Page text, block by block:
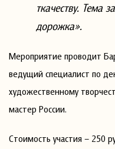
ткачеству. Тема
дорожка».
Мероприятие проводит
ведущий специалист по
художественному
мастер России.
Стоимость участия – 250